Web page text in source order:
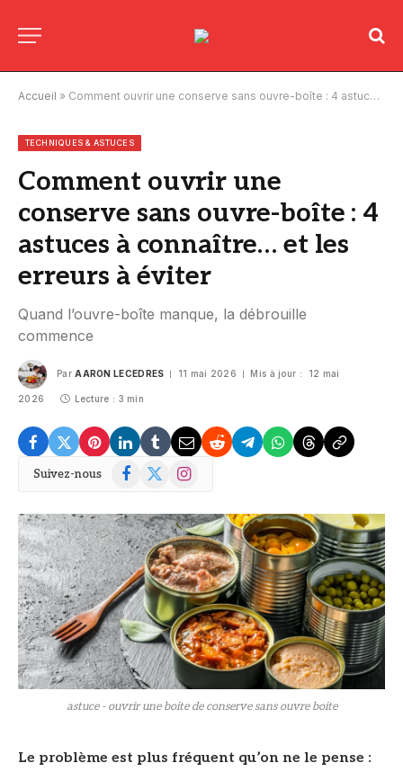
Accueil » Comment ouvrir une conserve sans ouvre-boîte : 4 astuces à connaître… et les erreurs à éviter
TECHNIQUES & ASTUCES
Comment ouvrir une
conserve sans ouvre-boîte : 4
astuces à connaître… et les
erreurs à éviter
Quand l’ouvre-boîte manque, la débrouille
commence
Par AARON LECEDRES 11 mai 2026 Mis à jour : 12 mai
2026 Lecture : 3 min
Suivez-nous Facebook
X
Instagram
© DR
astuce - ouvrir une boite de conserve sans ouvre boite
Le problème est plus fréquent qu’on ne le pense :